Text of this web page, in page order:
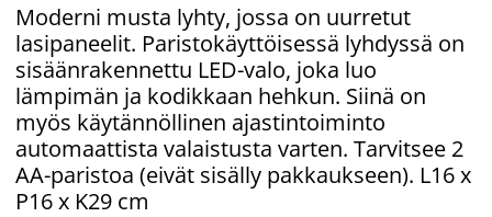
Moderni musta lyhty, jossa on uurretut
lasipaneelit. Paristokäyttöisessä lyhdyssä on
sisäänrakennettu LED-valo, joka luo
lämpimän ja kodikkaan hehkun. Siinä on
myös käytännöllinen ajastintoiminto
automaattista valaistusta varten. Tarvitsee 2
AA-paristoa (eivät sisälly pakkaukseen). L16 x
P16 x K29 cm